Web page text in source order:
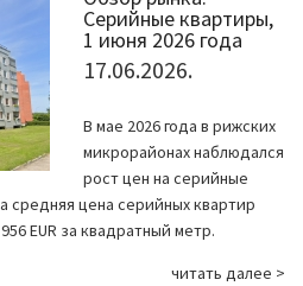
Серийные квартиры,
1 июня 2026 года
17.06.2026.
В мае 2026 года в рижских
микрорайонах наблюдался
рост цен на серийные
средняя цена серийных квартир
EUR за квадратный метр.
читать далее >